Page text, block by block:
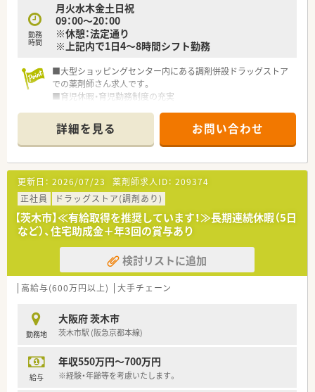
■最大20日間（1～4回分割）の長期連休の取得が可能となり、ほ
ぼ全員が取得をしている環境です♪
■育児休業は最大3年間の取得が可能、育児休職からの復帰率
98.6％と高水準！
校卒業する迄取得が可能です！
■夫婦共にイオンで就業している事を条件に「ペア転勤制度」を
利用すれば夫婦で転勤が可能です。
■子女教育手当・社宅手当（N・R区分）･住宅助成（N・R区分）など、
プライベートな部分を支援してくれる福利厚生も充実していま
す。
＼＼こんなお仕事内容です／／
■調剤はもちろん、OTCやシニアケア、漢方薬、健康食品といっ
た健康に必要な商品・サービス提供、クリニックの誘致等様々な
業務に携われます♪
■漢方の取り扱いを促進されているので、普通の調剤薬局では扱
っていない種類の漢方も勉強できます
■面対応の為、扱う薬の種類や対応する医療機関は多岐に渡り幅
広い知識・スキルを磨くことができます。
■年齢問わず地域に暮らす様々な方が訪れる環境で、健康相談を
通じてセルフメディケーション推進に貢献でき、カウンセリング
■在宅医療への取り組みも積極的行っており、薬のことはもちろ
ん、衛星用品やくらしの必需品など、生活面をトータルサポー
ト！
勤務
時間
月火水木金土日祝
09：00～20：00
※休憩：法定通り
※上記内で1日4～8時間シフト勤務
■大型ショッピングセンター内にある調剤併設ドラッグストア
での薬剤師さん求人です。
■育児休暇・育児勤務制度の充実
お子さんが小学6年生になるまで時短勤務が認められていま
す。
産前・産後休暇だけでなく、子供の成長まで応援してくれま
す。
■資格取得・通信教育受講・公開セミナーへの参加を応援します！
薬剤師さんとしてのキャリアアップは受講料の割引や資格取
得援助金などで
積極的にフォローしてくれます。
詳細を見る お問い合わせ
更新日： 2026/07/23 薬剤師求人ID： 209374
正社員
ドラッグストア(調剤あり)
【茨木市】≪有給取得を推奨しています！≫長期連続休暇（5日
など）、住宅助成金＋年3回の賞与あり
検討リストに追加
高給与(600万円以上) 大手チェーン
勤務地
大阪府 茨木市
茨木市駅 (阪急京都本線)
給与
年収550万円～700万円
※経験・年齢等を考慮いたします。